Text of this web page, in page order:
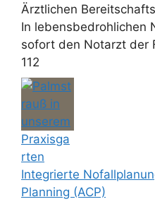
Ärztlichen
In lebensbedrohlichen
sofort den Notarzt der
112
Integrierte
Planning (ACP)